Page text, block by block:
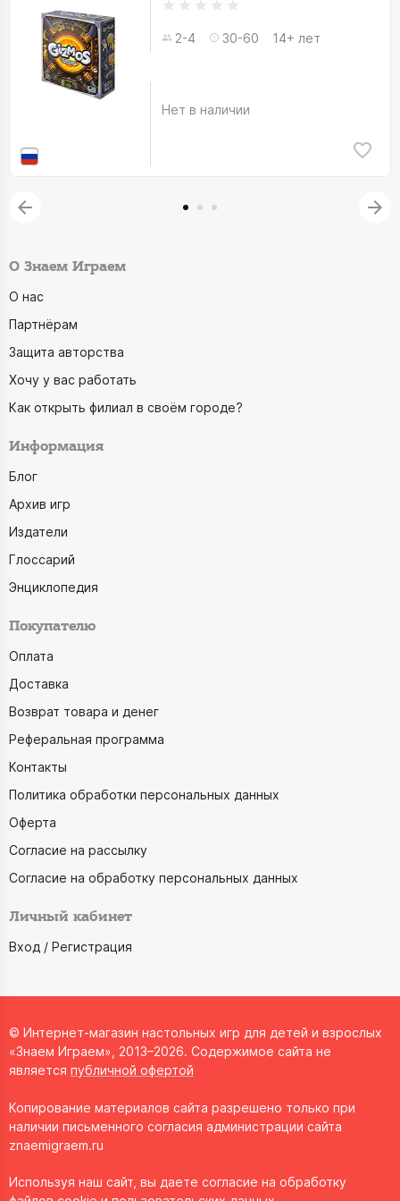
2-4 30-60 14+ лет
Нет в наличии
О Знаем Играем
О нас
Партнёрам
Защита авторства
Хочу у вас работать
Как открыть филиал в своём городе?
Информация
Блог
Архив игр
Издатели
Глоссарий
Энциклопедия
Покупателю
Оплата
Доставка
Возврат товара и денег
Реферальная программа
Контакты
Политика обработки персональных данных
Оферта
Согласие на рассылку
Согласие на обработку персональных данных
Личный кабинет
Вход / Регистрация
© Интернет-магазин настольных игр для детей и взрослых
«Знаем Играем», 2013–2026. Содержимое сайта не
является публичной офертой
Копирование материалов сайта разрешено только при
наличии письменного согласия администрации сайта
znaemigraem.ru
Используя наш сайт, вы даете согласие на обработку